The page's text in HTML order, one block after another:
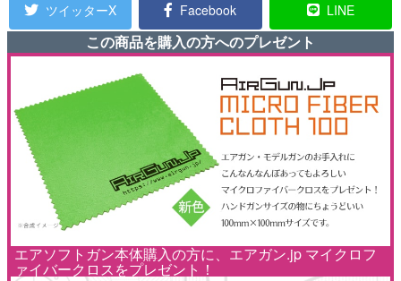
ツイッターX
Facebook LINE
この商品を購入の方へのプレゼント
エアソフトガン本体購入の方に、エアガン.jp マイクロフ
ァイバークロスをプレゼント！